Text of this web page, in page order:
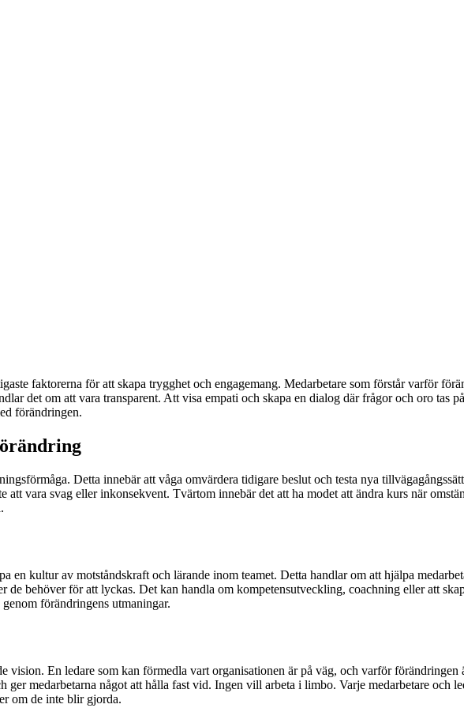
faktorerna för att skapa trygghet och engagemang. Medarbetare som förstår varför
det om att vara transparent. Att visa empati och skapa en dialog där frågor och oro tas
förändringen.
Detta innebär att våga omvärdera tidigare beslut och testa nya
vara svag eller inkonsekvent. Tvärtom innebär det att ha modet att ändra kurs när
kultur av motståndskraft och lärande inom teamet. Detta handlar om att hjälpa
behöver för att lyckas. Det kan handla om kompetensutveckling, coachning eller att
förändringens utmaningar.
En ledare som kan förmedla vart organisationen är på väg, och varför förändringen
ger medarbetarna något att hålla fast vid. Ingen vill arbeta i limbo. Varje medarbetare och
om de inte blir gjorda.